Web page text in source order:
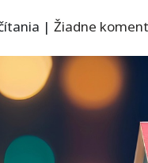
| Žiadne